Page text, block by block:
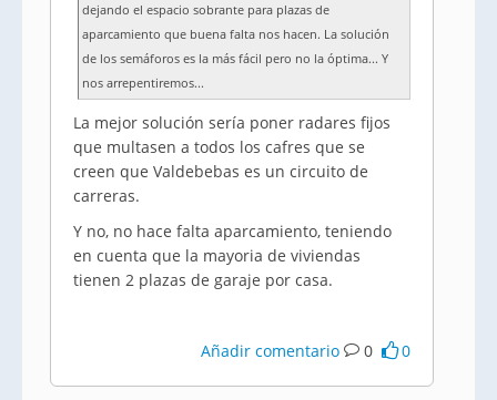
dejando el espacio sobrante para plazas de
aparcamiento que buena falta nos hacen. La solución
de los semáforos es la más fácil pero no la óptima... Y
nos arrepentiremos...
La mejor solución sería poner radares fijos
que multasen a todos los cafres que se
creen que Valdebebas es un circuito de
carreras.
Y no, no hace falta aparcamiento, teniendo
en cuenta que la mayoria de viviendas
tienen 2 plazas de garaje por casa.
Añadir comentario 0 0